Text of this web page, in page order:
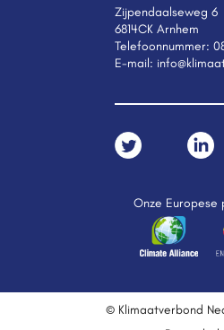
Zijpendaalseweg 6
6814CK Arnhem
Telefoonnummer:
E-mail:
Onze Europese
© Klimaatverbond